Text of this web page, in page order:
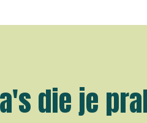
die je